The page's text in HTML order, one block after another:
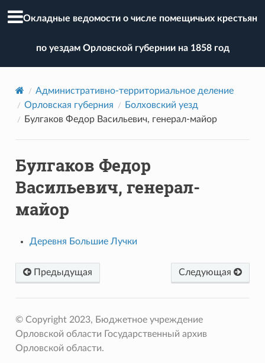
Окладные ведомости о числе помещичьих крестьян
по уездам Орловской губернии на 1858 год
Административно-территориальное деление
Орловская губерния
Болховский уезд
Булгаков Федор Васильевич, генерал-майор
Булгаков Федор
Васильевич, генерал-
майор
Деревня Большие Лучки
Предыдущая Следующая
© Copyright 2023, Бюджетное учреждение
Орловской области Государственный архив
Орловской области.